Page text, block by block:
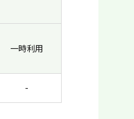
一時利用
-